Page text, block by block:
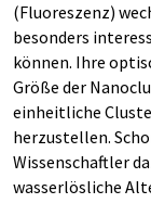
(Fluoreszenz)
besonders
können. Ihre
Größe der
einheitliche
herzustellen.
Wissenschaftler
wasserlösliche